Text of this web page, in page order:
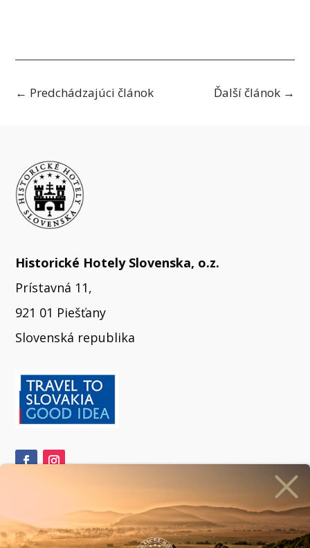
← Predchádzajúci článok Ďalší článok→
Historické Hotely Slovenska, o.z.
Prístavná 11,
921 01 Piešťany
Slovenská republika
sa na odber newslettera